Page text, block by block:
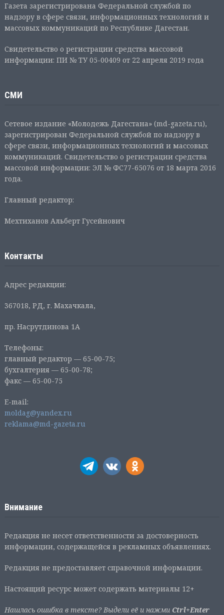
Газета зарегистрирована Федеральной службой по
надзору в сфере связи, информационных технологий и
массовых коммуникаций по Республике Дагестан.
Свидетельство о регистрации средства массовой
информации: ПИ № ТУ 05-00409 от 22 апреля 2019 года
СМИ
Сетевое издание «Молодежь Дагестана» (md-gazeta.ru),
зарегистрирован Федеральной службой по надзору в
сфере связи, информационных технологий и массовых
коммуникаций. Свидетельство о регистрации средства
массовой информации: ЭЛ № ФС77-65076 от 18 марта 2016
года.
Главный редактор:
Мехтиханов Альберт Гусейнович
Контакты
Адрес редакции:
367018, РД, г. Махачкала,
пр. Насрутдинова 1А
Телефоны:
главный редактор — 65-00-75;
бухгалтерия — 65-00-78;
факс — 65-00-75
E-mail:
moldag@yandex.ru
reklama@md-gazeta.ru
Внимание
Редакция не несет ответственности за достоверность
информации, содержащейся в рекламных объявлениях.
Редакция не предоставляет справочной информации.
Настоящий ресурс может содержать материалы 12+
Нашлась ошибка в тексте? Выдели её и нажми Ctrl+Enter